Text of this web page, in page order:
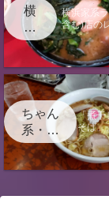
横
浜
家
横浜家系
含む)店の
な
ちゃん
系・中
華そ
ば・つ
「煮干
そば」
「汁な
ュー記